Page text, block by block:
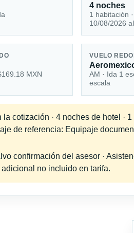
4 noches
1 habitación
10/08/2026
MXN
VUELO
AM · Ida 1
escala
cotización · 4 noches de hotel ·
de referencia: Equipaje
confirmación del asesor ·
no incluido en tarifa.